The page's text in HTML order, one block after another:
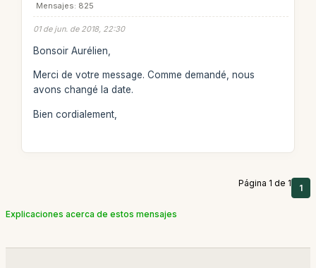
Mensajes: 825
01 de jun. de 2018, 22:30
Bonsoir Aurélien,
Merci de votre message. Comme demandé, nous
avons changé la date.
Bien cordialement,
Página 1 de 1 1
Explicaciones acerca de estos mensajes